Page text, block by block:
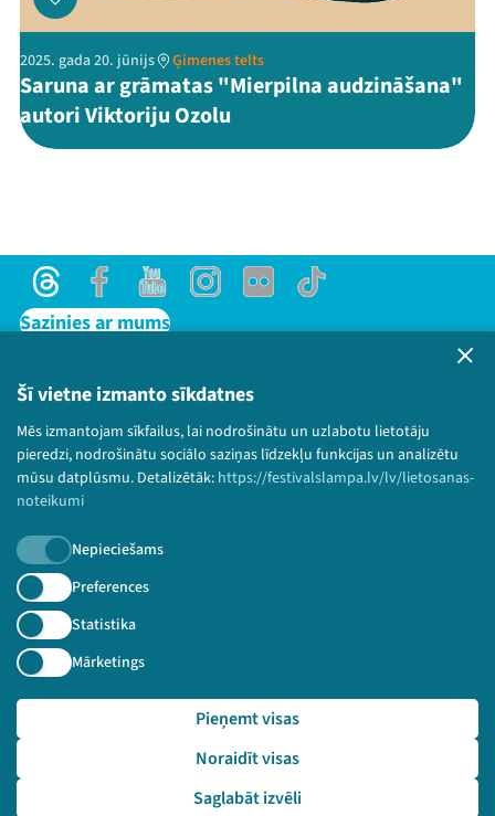
Šī vietne izmanto sīkdatnes
Mēs izmantojam sīkfailus, lai nodrošinātu un uzlabotu lietotāju
pieredzi, nodrošinātu sociālo saziņas līdzekļu funkcijas un analizētu
mūsu datplūsmu. Detalizētāk: https://festivalslampa.lv/lv/lietosanas-
noteikumi
Nepieciešams
Preferences
Statistika
Mārketings
Saglabāt izvēli
Noraidīt visas
Pieņemt visas
2025. gada 20. jūnijs Ģimenes telts
Saruna ar grāmatas "Mierpilna audzināšana"
autori Viktoriju Ozolu
ThreadsFacebookYoutubeInstagram
Flick TikTok
Sazinies ar mums
Lietošanas noteikumi un sīkdatņu politika
Bērnu aizsardzības politika
© 2026 Sarunu festivāls LAMPA Visas tiesības
paturētas.
Piesakies jaunumiem!
Nepalaid garām aktuālāko informāciju!
Pieteikties
🔗 https://festivalslampa.lv/lv/dalibnieki/3934